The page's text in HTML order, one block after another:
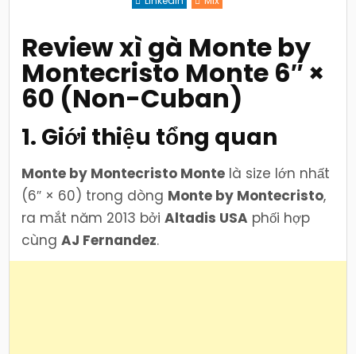
mẽ,
hương
café
và
Review xì gà Monte by
Montecristo Monte 6″ ×
60 (Non-Cuban)
1. Giới thiệu tổng quan
Monte by Montecristo Monte là size lớn nhất
(6″ × 60) trong dòng Monte by Montecristo,
ra mắt năm 2013 bởiAltadis USA phối hợp
cùngAJ Fernandez.